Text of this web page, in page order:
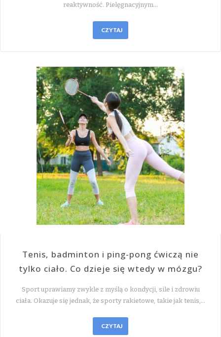
reaktywność. Pielęgnacyjnym…
CZYTAJ
Tenis, badminton i ping-pong ćwiczą nie
tylko ciało. Co dzieje się wtedy w mózgu?
Sport uprawiamy zwykle z myślą o kondycji, sile i zdrowiu
ciała. Okazuje się jednak, że sporty rakietowe, takie jak tenis,…
CZYTAJ